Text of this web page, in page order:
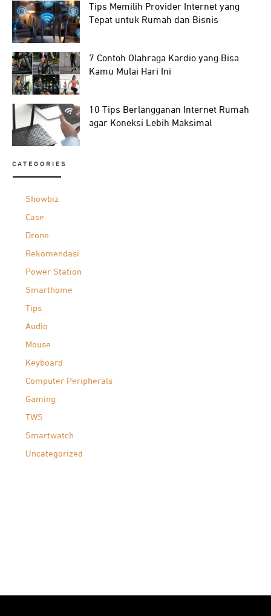
Tips Memilih Provider Internet yang
Tepat untuk Rumah dan Bisnis
7 Contoh Olahraga Kardio yang Bisa
Kamu Mulai Hari Ini
10 Tips Berlangganan Internet Rumah
agar Koneksi Lebih Maksimal
CATEGORIES
Showbiz
Case
Drone
Rekomendasi
Power Station
Smarthome
Tips
Audio
Mouse
Keyboard
Computer Peripherals
Gaming
TWS
Smartwatch
Uncategorized